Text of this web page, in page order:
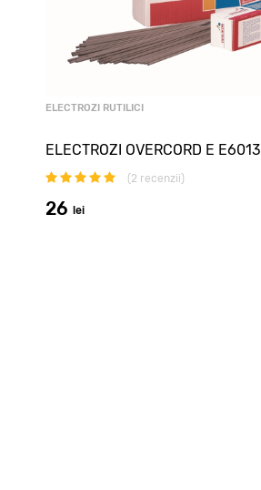
ELECTROZI RUTILICI
ELECTROZI OVERCORD E E6013
(2 recenzii)
26 lei